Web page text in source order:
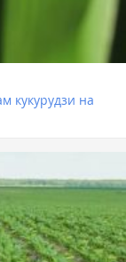
кукурудзи на